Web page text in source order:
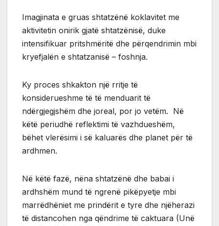
Imagjinata e gruas shtatzënë koklavitet me
aktivitetin onirik gjatë shtatzënisë, duke
intensifikuar pritshmëritë dhe përqendrimin mbi
kryefjalën e shtatzanisë – foshnja.
Ky proces shkakton një rritje të
konsiderueshme të të menduarit të
ndërgjegjshëm dhe joreal, por jo vetëm. Në
këtë periudhë reflektimi të vazhdueshëm,
bëhet vlerësimi i së kaluarës dhe planet për të
ardhmen.
Në këtë fazë, nëna shtatzënë dhe babai i
ardhshëm mund të ngrenë pikëpyetje mbi
marrëdhëniet me prindërit e tyre dhe njëherazi
të distancohen nga qëndrime të caktuara (Unë